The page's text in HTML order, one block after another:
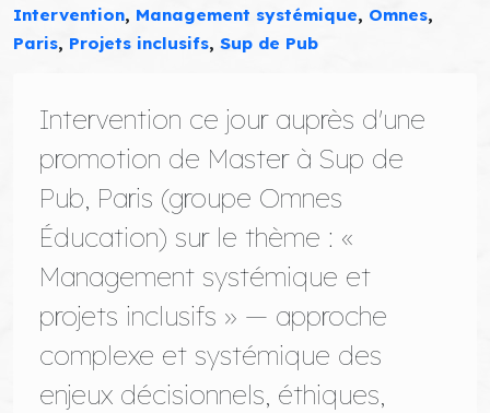
Intervention, Management systémique, Omnes,
Paris, Projets inclusifs, Sup de Pub
Intervention ce jour auprès d'une
promotion de Master à Sup de
Pub, Paris (groupe Omnes
Éducation) sur le thème : «
Management systémique et
projets inclusifs » — approche
complexe et systémique des
enjeux décisionnels, éthiques,